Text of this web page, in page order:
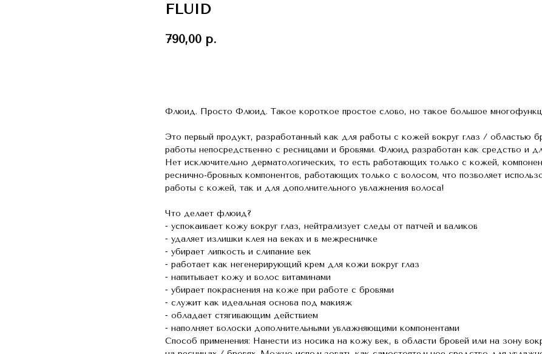
FLUID
790,00 р.
Флюид. Просто Флюид. Такое короткое простое слово, но такое большое
Это первый продукт, разработанный как для работы с кожей вокруг глаз / областью
работы непосредственно с ресницами и бровями. Флюид разработан как средство и
Нет исключительно дерматологических, то есть работающих только с кожей,
реснично-бровных компонентов, работающих только с волосом, что позволяет
работы с кожей, так и для дополнительного увлажнения волоса!
Что делает флюид?
⁃ успокаивает кожу вокруг глаз, нейтрализует следы от патчей и валиков
⁃ удаляет излишки клея на веках и в межресничке
⁃ убирает липкость и слипание век
⁃ работает как негенерирующий крем для кожи вокруг глаз
⁃ напитывает кожу и волос витаминами
⁃ убирает покраснения на коже при работе с бровями
⁃ служит как идеальная основа под макияж
⁃ обладает стягивающим действием
⁃ наполняет волоски дополнительными увлажняющими компонентами
Способ применения: Нанести из носика на кожу век, в области бровей или на зону